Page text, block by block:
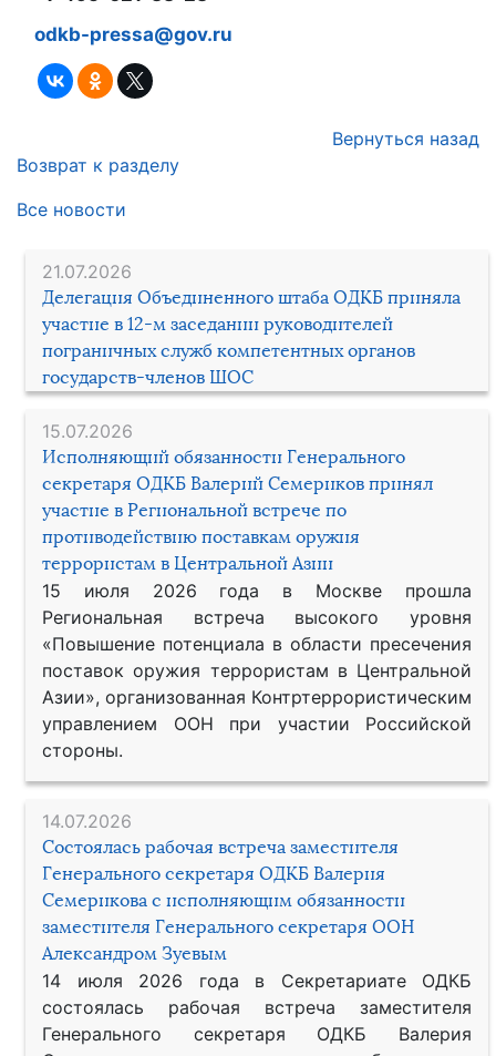
21.07.2026
Делегация Объединенного штаба ОДКБ приняла
участие в 12-м заседании руководителей
пограничных служб компетентных органов
государств-членов ШОС
15.07.2026
Исполняющий обязанности Генерального
секретаря ОДКБ Валерий Семериков принял
участие в Региональной встрече по
противодействию поставкам оружия
террористам в Центральной Азии
15 июля 2026 года в Москве прошла
Региональная встреча высокого уровня
«Повышение потенциала в области пресечения
поставок оружия террористам в Центральной
Азии», организованная Контртеррористическим
управлением ООН при участии Российской
стороны.
14.07.2026
Состоялась рабочая встреча заместителя
Генерального секретаря ОДКБ Валерия
Семерикова с исполняющим обязанности
заместителя Генерального секретаря ООН
Александром Зуевым
14 июля 2026 года в Секретариате ОДКБ
состоялась рабочая встреча заместителя
Генерального секретаря ОДКБ Валерия
odkb-pressa@gov.ru
Вернуться назад
Возврат к разделу
Все новости